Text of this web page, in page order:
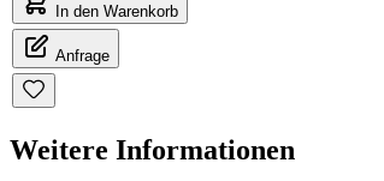
In den Warenkorb
Anfrage
Weitere Informationen